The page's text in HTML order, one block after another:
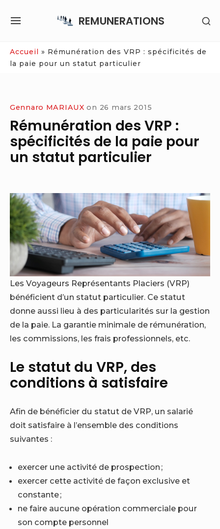
REMUNERATIONS
SITE
Accueil » Rémunération des VRP : spécificités de
la paie pour un statut particulier
Gennaro MARIAUX on 26 mars 2015
Rémunération des VRP :
spécificités de la paie pour
un statut particulier
Les Voyageurs Représentants Placiers (VRP)
bénéficient d’un statut particulier. Ce statut
donne aussi lieu à des particularités sur la gestion
de la paie. La garantie minimale de rémunération,
les commissions, les frais professionnels, etc.
Le statut du VRP, des
conditions à satisfaire
Afin de bénéficier du statut de VRP, un salarié
doit satisfaire à l’ensemble des conditions
suivantes :
exercer une activité de prospection ;
exercer cette activité de façon exclusive et
constante ;
ne faire aucune opération commerciale pour
son compte personnel